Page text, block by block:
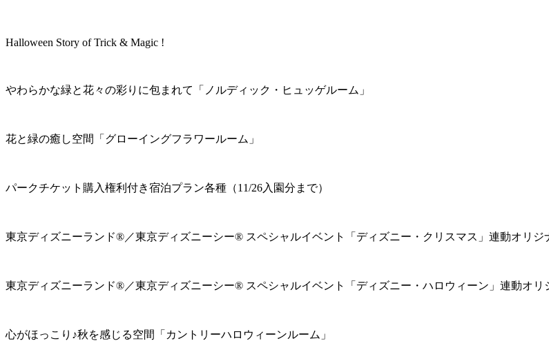
Halloween Story of Trick & Magic !
やわらかな緑と花々の彩りに包まれて「ノルディック・ヒュッゲルーム」
花と緑の癒し空間「グローイングフラワールーム」
パークチケット購入権利付き宿泊プラン各種（11/26入園分まで）
東京ディズニーランド®／東京ディズニーシー® スペシャルイベント「ディズニー・クリスマス」連動オリジ
東京ディズニーランド®／東京ディズニーシー® スペシャルイベント「ディズニー・ハロウィーン」連動オリ
心がほっこり♪秋を感じる空間「カントリーハロウィーンルーム」